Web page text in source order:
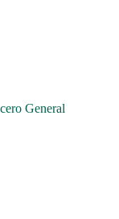
General